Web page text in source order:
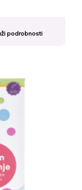
podrobnosti